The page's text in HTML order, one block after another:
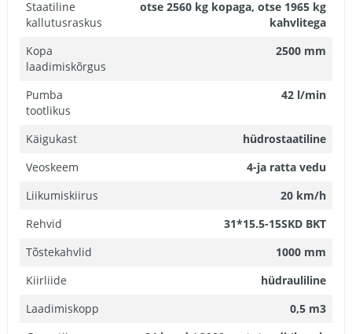
Staatiline
kallutusraskus
otse 2560 kg kopaga, otse 1965 kg
kahvlitega
Kopa
laadimiskõrgus
2500 mm
Pumba
tootlikus
42 l/min
Käigukast
hüdrostaatiline
Veoskeem
4-ja ratta vedu
Liikumiskiirus
20 km/h
Rehvid
31*15.5-15SKD BKT
Tõstekahvlid
1000 mm
Kiirliide
hüdrauliline
Laadimiskopp
0,5 m3